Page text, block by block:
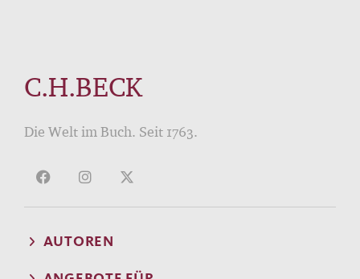
C.H.BECK
Die Welt im Buch. Seit 1763.
AUTOREN